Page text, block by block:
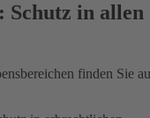
Schutz in allen
finden Sie